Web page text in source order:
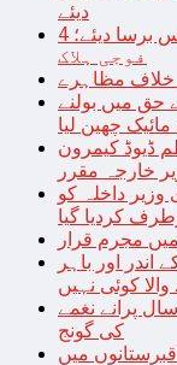
دیئے
حزب اللہ نے شام میں امریکی اڈے پر راکٹس برسا دیئے؛ 4
فوجی ہلاک
خلاف مظاہرے
حق میں بولنے
چھین لیا
ڈیوڈ کیمرون
خارجہ مقرر
داخلہ کو
کردیا گیا
مجرم قرار
اور باہر
والا کوئی نہیں
اسکینڈے نیوین ممالک میں فلسطین کے 50 سال پرانے نغمے
کی گونج
میں